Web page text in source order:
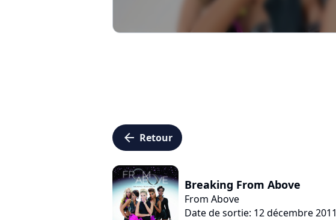
arrow_left Retour
Breaking From Above
From Above
Date de sortie: 12 décembre 2011